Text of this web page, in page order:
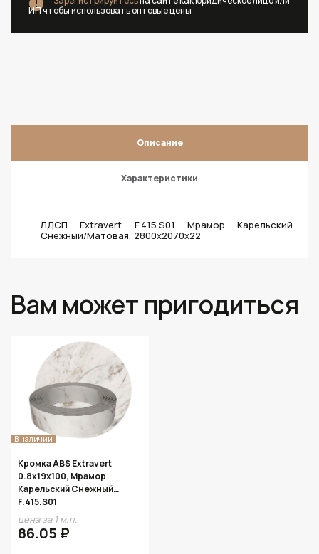
ИП чтобы использовать оптовые цены
Описание
Характеристики
ЛДСП Extravert F.415.S01 Мрамор Карельский
Снежный/Матовая, 2800х2070х22
Вам может пригодиться
В наличии
Кромка ABS Extravert
0.8х19х100, Мрамор
Карельский Снежный
F.415.S01
цена за 1 м.п.
86.05 ₽